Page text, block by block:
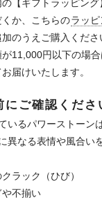
【ギフトラッピン
か、こちらのラッ
のうえご購入くださ
が11,000円以下の場
届けいたします。
にご確認くださ
いるパワーストーン
異なる表情や風合い
ラック（ひび）
不揃い